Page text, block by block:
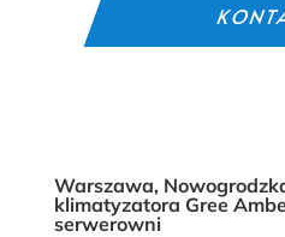
Warszawa,
klimatyzatora Gree
serwerowni